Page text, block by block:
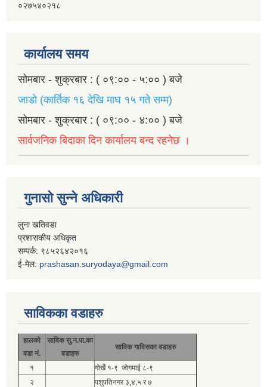
०२७५४०२१८
कार्यालय समय
सोमबार - शुक्रबार : ( ०९:०० - ५:०० ) बजे
जाडो (कार्तिक १६ देखि माघ १५ गते सम्म)
सोमबार - शुक्रबार : ( ०९:०० - ४:०० ) बजे
सार्वजनिक बिदाका दिन कार्यालय बन्द रहनेछ ।
गुनासो सुन्ने अधिकारी
लुना खतिवडा
प्रशासकीय अधिकृत
सम्पर्क: ९८५२६४२०१६
ई-मेल: prashasan.suryodaya@gmail.com
साविकका वडाहरु
हालको
वडा नं.
साविक सु.न.पा.का
वडाहरु
साविक गाविसका वडाहरु
१
गोर्खे १-९ जोगमाई ८-९
२
पशुपतिनगर ३,४,५ र ७